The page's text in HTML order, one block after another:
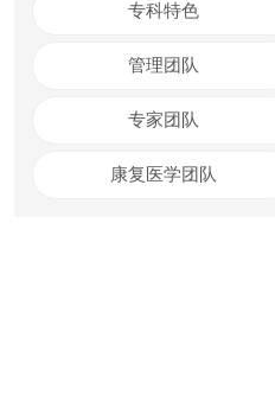
专科特色
管理团队
专家团队
康复医学团队